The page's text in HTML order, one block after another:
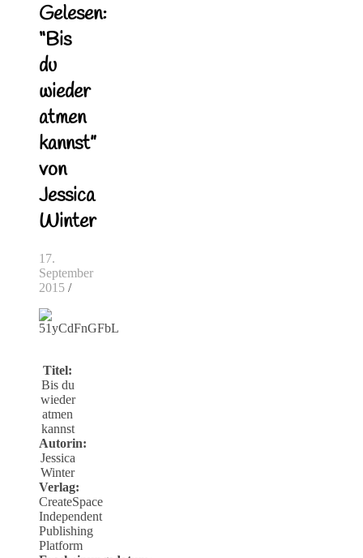
Gelesen:
“Bis
du
wieder
atmen
kannst”
von
Jessica
Winter
17.
September
2015 /
Titel:
Bis du
wieder
atmen
kannst
Autorin:
Jessica
Winter
Verlag:
CreateSpace
Independent
Publishing
Platform